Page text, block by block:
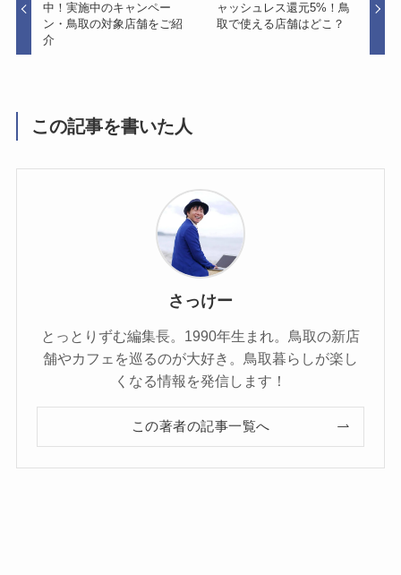
中！実施中のキャンペー
ン・鳥取の対象店舗をご紹
介
ャッシュレス還元5%！鳥
取で使える店舗はどこ？
この記事を書いた人
さっけー
とっとりずむ編集長。1990年生まれ。鳥取の新店
舗やカフェを巡るのが大好き。鳥取暮らしが楽し
くなる情報を発信します！
この著者の記事一覧へ